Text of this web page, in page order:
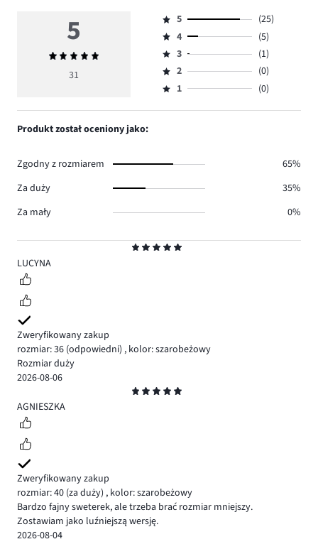
5LUCYNA
Zweryfikowany zakup
rozmiar: 36 (odpowiedni) , kolor: szarobeżowy
Rozmiar duży
2026-08-06
5
AGNIESZKA
Zweryfikowany zakup
rozmiar: 40 (za duży) , kolor: szarobeżowy
Bardzo fajny sweterek, ale trzeba brać rozmiar mniejszy.
Zostawiam jako luźniejszą wersję.
2026-08-04
5
Średnia
ocena
31
Ocena
5,
ilość
głosów
25.
5
(25)
Ocena
4,
ilość
głosów
4
(5)
Ocena
3,
ilość
3
(1)
Ocena
2,
2
(0)
Ocena
1,
1 (0)
Produkt został oceniony jako:
Zgodny z rozmiarem
65%
Za duży
35%
Za mały
0%